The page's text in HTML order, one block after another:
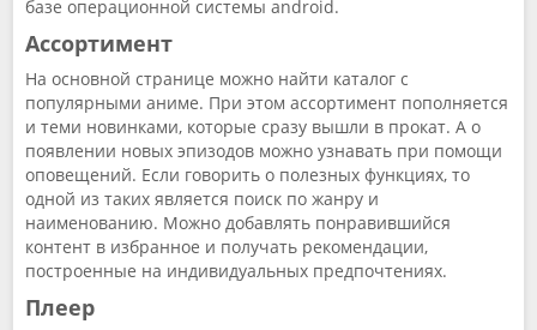
базе операционной системы android.
Ассортимент
На основной странице можно найти каталог с
популярными аниме. При этом ассортимент пополняется
и теми новинками, которые сразу вышли в прокат. А о
появлении новых эпизодов можно узнавать при помощи
оповещений. Если говорить о полезных функциях, то
одной из таких является поиск по жанру и
наименованию. Можно добавлять понравившийся
контент в избранное и получать рекомендации,
построенные на индивидуальных предпочтениях.
Плеер